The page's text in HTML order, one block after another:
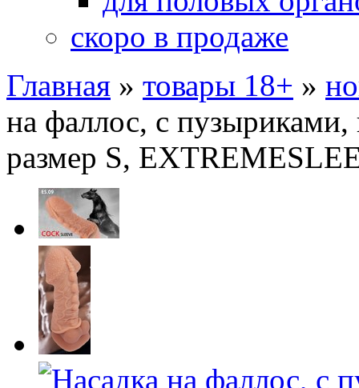
скоро в продаже
Главная » товары 18+ »
на фаллос, с
размер S,